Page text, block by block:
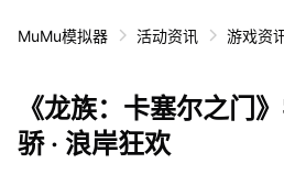
MuMu模拟器 活动资讯 游戏资
《龙族：卡塞尔之门
骄 · 浪岸狂欢